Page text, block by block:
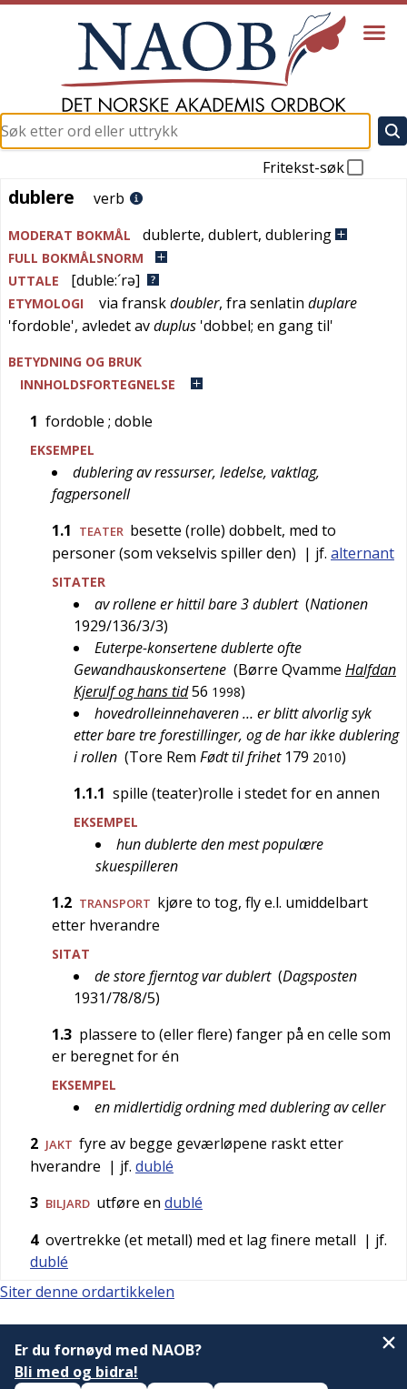
Fritekst-søk
dublere
dublere verb
MODERAT BOKMÅL dublerte, dublert, dublering
FULL BOKMÅLSNORM
UTTALE
[duble:´rə]
ETYMOLOGI via franskdoubler, fra senlatin duplare
'fordoble', avledet avduplus 'dobbel; en gang til'
BETYDNING OG BRUK
INNHOLDSFORTEGNELSE
1 fordoble ; doble
EKSEMPEL
dublering av ressurser, ledelse, vaktlag,
fagpersonell
1.1
TEATER besette (rolle) dobbelt, med to
personer (som vekselvis spiller den) | jf. alternant
SITATER
av rollene er hittil bare 3 dublert (Nationen
1929/136/3/3)
Euterpe-konsertene dublerte ofte
Gewandhauskonsertene (Børre Qvamme Halfdan
Kjerulf og hans tid56 1998)
hovedrolleinnehaveren … er blitt alvorlig syk
etter bare tre forestillinger, og de har ikke dublering
i rollen (Tore Rem Født til frihet 179 2010)
1.1.1 spille (teater)rolle i stedet for en annen
EKSEMPEL
hun dublerte den mest populære
skuespilleren
1.2 TRANSPORT kjøre to tog, fly e.l. umiddelbart
etter hverandre
SITAT
de store fjerntog var dublert (Dagsposten
1931/78/8/5)
1.3 plassere to (eller flere) fanger på en celle som
er beregnet for én
EKSEMPEL
en midlertidig ordning med dublering av celler
2 JAKT fyre av begge geværløpene raskt etter
hverandre | jf. dublé
3 BILJARD utføre en dublé
4 overtrekke (et metall) med et lag finere metall | jf.
dublé
Siter denne ordartikkelen
Er du fornøyd med NAOB?
Bli med og bidra!